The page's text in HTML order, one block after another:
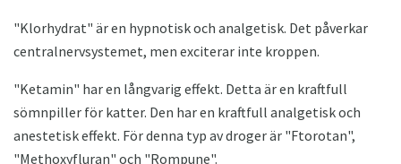
"Klorhydrat" är en hypnotisk och analgetisk. Det påverkar
centralnervsystemet, men exciterar inte kroppen.
"Ketamin" har en långvarig effekt. Detta är en kraftfull
sömnpiller för katter. Den har en kraftfull analgetisk och
anestetisk effekt. För denna typ av droger är "Ftorotan",
"Methoxyfluran" och "Rompune".